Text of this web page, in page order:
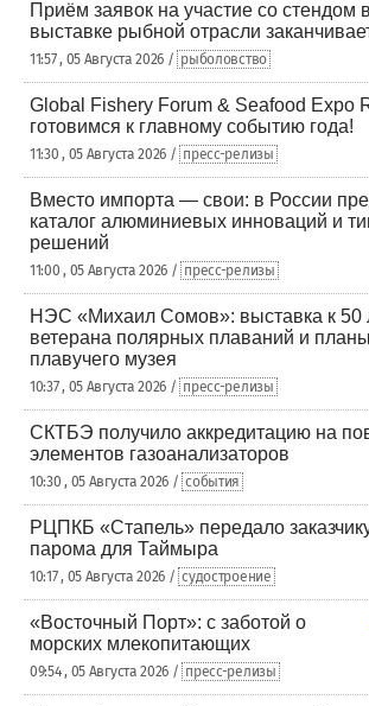
Приём заявок на участие со стендом
выставке рыбной отрасли
11:57 , 05 Августа 2026 / рыболовство
Global Fishery Forum & Seafood Expo
готовимся к главному событию года!
11:30 , 05 Августа 2026 / пресс-релизы
Вместо импорта — свои: в России
каталог алюминиевых инноваций и
решений
11:00 , 05 Августа 2026 / пресс-релизы
НЭС «Михаил Сомов»: выставка к 50
ветерана полярных плаваний и
плавучего музея
10:37 , 05 Августа 2026 / пресс-релизы
СКТБЭ получило аккредитацию на
элементов газоанализаторов
10:30 , 05 Августа 2026 / события
РЦПКБ «Стапель» передало
парома для Таймыра
10:17 , 05 Августа 2026 / судостроение
«Восточный Порт»: с заботой о
морских млекопитающих
09:54 , 05 Августа 2026 / пресс-релизы